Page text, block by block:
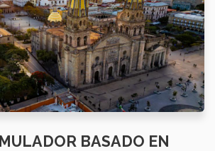
BASADO EN